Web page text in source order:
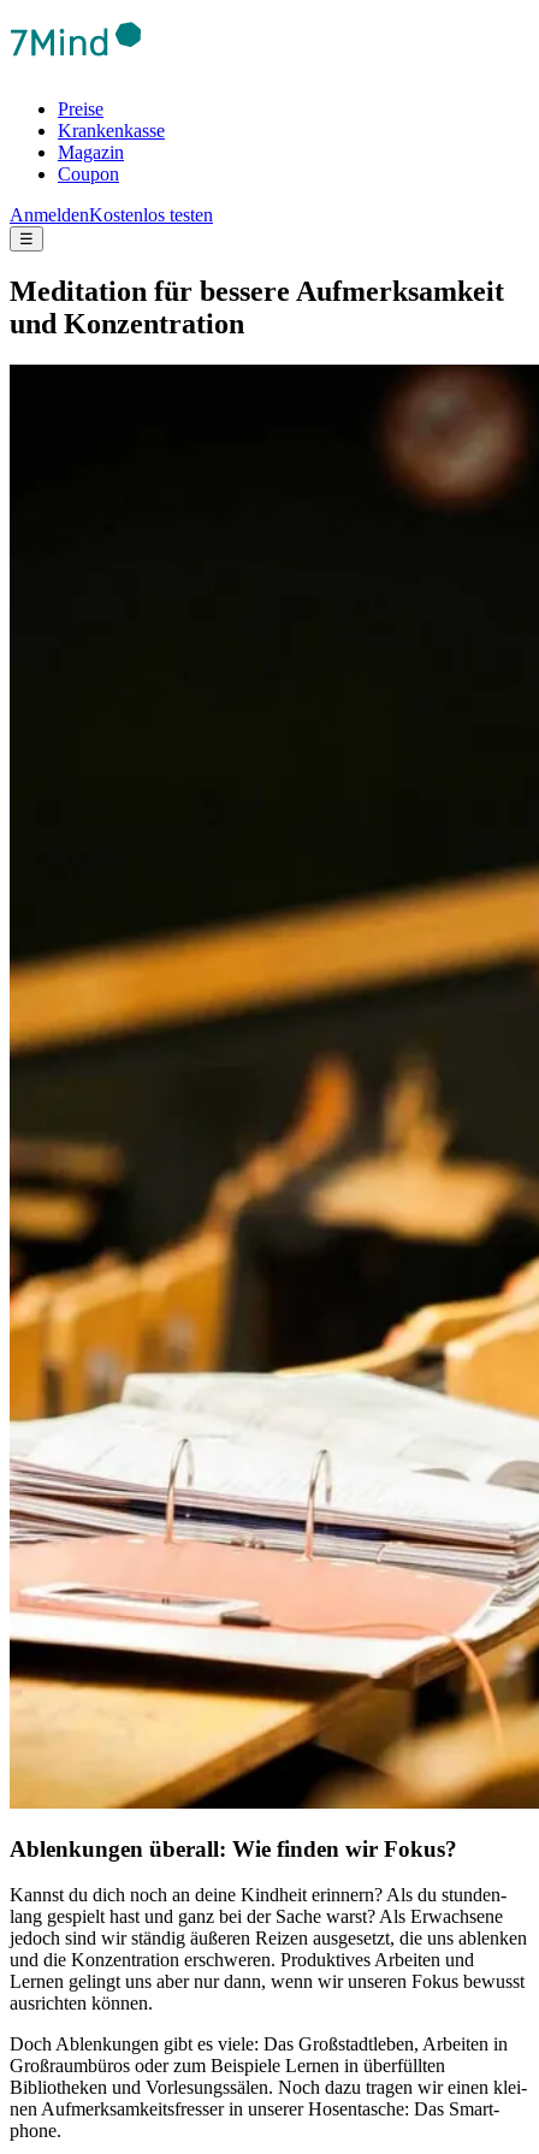
Preise
Krankenkasse
Magazin
Coupon
AnmeldenKostenlos testen
☰
Medi­ta­tion für bes­sere Auf­merk­sam­keit
und Kon­zen­tra­tion
Ablenkungen überall: Wie finden wir Fokus?
Kannst du dich noch an deine Kind­heit erin­nern? Als du stun­den­
lang gespielt hast und ganz bei der Sache warst? Als Erwachsene
jedoch sind wir stän­dig äuße­ren Reizen aus­ge­setzt, die uns ablen­ken
und die Kon­zen­tra­tion erschwe­ren. Pro­duk­ti­ves Arbei­ten und
Lernen gelingt uns aber nur dann, wenn wir unse­ren Fokus bewusst
aus­rich­ten können.
Doch Ablen­kun­gen gibt es viele: Das Großstadtleben, Arbei­ten in
Groß­raum­bü­ros oder zum Beispiele Lernen in über­füll­ten
Bibliotheken und Vor­le­sungs­sä­len. Noch dazu tragen wir einen klei­
nen Auf­merk­sam­keits­fres­ser in unse­rer Hosen­ta­sche: Das Smart­
phone.